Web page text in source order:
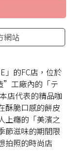
網站
」的FC店，位於
”工廠內的「テ
店代表的精品咖
酥脆口感的餅皮
上癮的「美濱之
節滋味的期間限
拍照的時尚店